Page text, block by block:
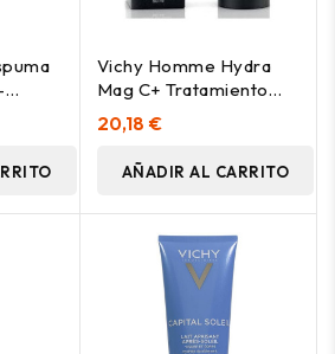
Vichy Homme Hydra
Mag C+ Tratamiento
Hidratante Anti-Fatiga
50Ml
20,18 €
AÑADIR AL CARRITO